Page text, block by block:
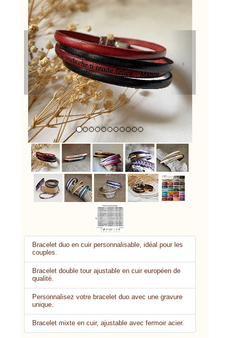
Previous
Bracelet duo en cuir personnalisable, idéal pour les
couples.
Bracelet double tour ajustable en cuir européen de
qualité.
Personnalisez votre bracelet duo avec une gravure
unique.
Bracelet mixte en cuir, ajustable avec fermoir acier.